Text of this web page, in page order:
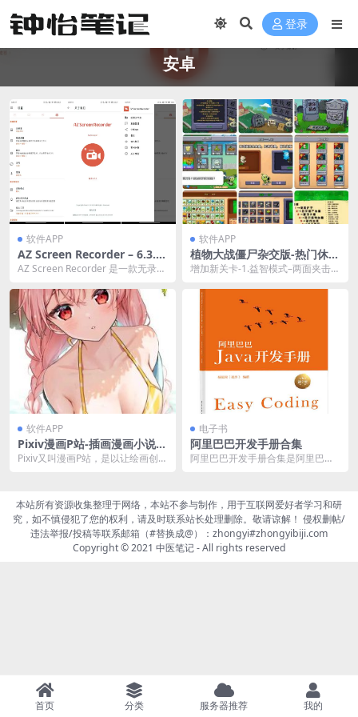
登录
安卓
软件APP
AZ Screen Recorder – 6.3.5
「精简版」无录制时长限制录
AZ Screen Recorder 是一款无录制
最...
软件APP
植物大战僵尸杂交版-热门休闲
游戏 v2.5.1 / 融合版 v2.1.3
增加新关卡-1.益智模式–两面夹击模
软件APP
Pixiv漫画P站-插画漫画小说 v
6.121.1 去广告纯净版
Pixiv又叫漫画P站，是以让绘画创作
电子书
阿里巴巴开发手册合集
阿里巴巴开发手册合集是阿里巴巴
本站所有资源收集整理于网络，本站不参与制作，用于互联网爱好者学习和研
究，如不慎侵犯了您的权利，请及时联系站长处理删除。敬请谅解！ 侵权删帖/
违法举报/投稿等联系邮箱（#替换成@）：zhongyi#zhongyibiji.com
Copyright © 2021 中医笔记- All rights reserved
首页 分类 服务器推荐 我的